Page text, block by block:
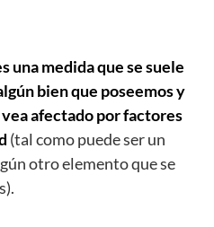
una medida que se suele
bien que poseemos y
afectado por factores
(tal como puede ser un
otro elemento que se